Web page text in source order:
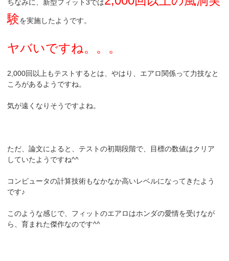
ちなみに、新型フィット3では
験を実施したようです。
ヤバいですね。。。
2,000回以上もテストするとは、やはり、エアロ関係って力技なと
ころがあるようですね。
気が遠くなりそうですよね。
ただ、論文によると、テストの初期段階で、目標の数値はクリア
していたようですね^^
コンピュータの計算技術もなかなか高いレベルになってきたよう
です♪
このような感じで、フィットのエアロはホンダの愛情を受けなが
ら、育まれた傑作なのです^^